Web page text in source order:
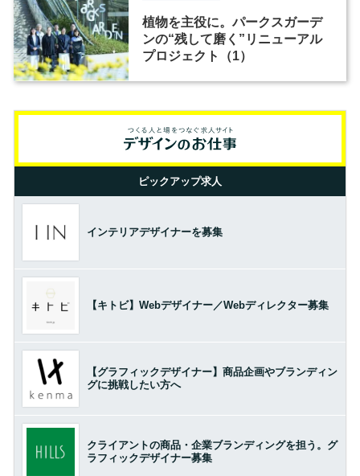
植物を主役に。パークスガーデ
ンの“残して磨く”リニューアル
プロジェクト（1）
ピックアップ求人
インテリアデザイナーを募集
【キトビ】Webデザイナー／Webディレクター募集
【グラフィックデザイナー】商品企画やブランディン
グに挑戦したい方へ
クライアントの商品・企業ブランディングを担う。グ
ラフィックデザイナー募集